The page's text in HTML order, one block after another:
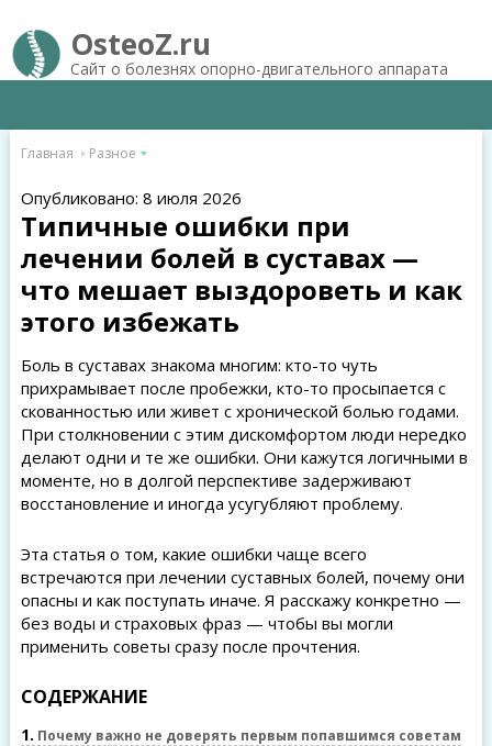
OsteoZ.ru
Сайт о болезнях опорно-двигательного аппарата
Главная Разное
Опубликовано: 8 июля 2026
Типичные ошибки при
лечении болей в суставах —
что мешает выздороветь и как
этого избежать
Боль в суставах знакома многим: кто-то чуть
прихрамывает после пробежки, кто-то просыпается с
скованностью или живет с хронической болью годами.
При столкновении с этим дискомфортом люди нередко
делают одни и те же ошибки. Они кажутся логичными в
моменте, но в долгой перспективе задерживают
восстановление и иногда усугубляют проблему.
Эта статья о том, какие ошибки чаще всего
встречаются при лечении суставных болей, почему они
опасны и как поступать иначе. Я расскажу конкретно —
без воды и страховых фраз — чтобы вы могли
применить советы сразу после прочтения.
СОДЕРЖАНИЕ
1 Почему важно не доверять первым попавшимся советам